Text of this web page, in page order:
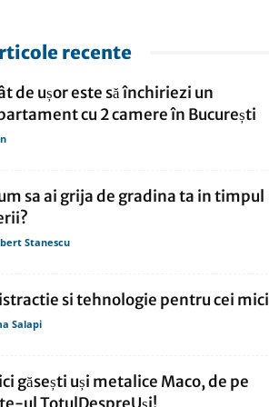
recente
de ușor este să închiriezi un
cu 2 camere în București
sa ai grija de gradina ta in timpul
Stanescu
si tehnologie pentru cei mici
Salapi
găsești uși metalice Maco, de pe